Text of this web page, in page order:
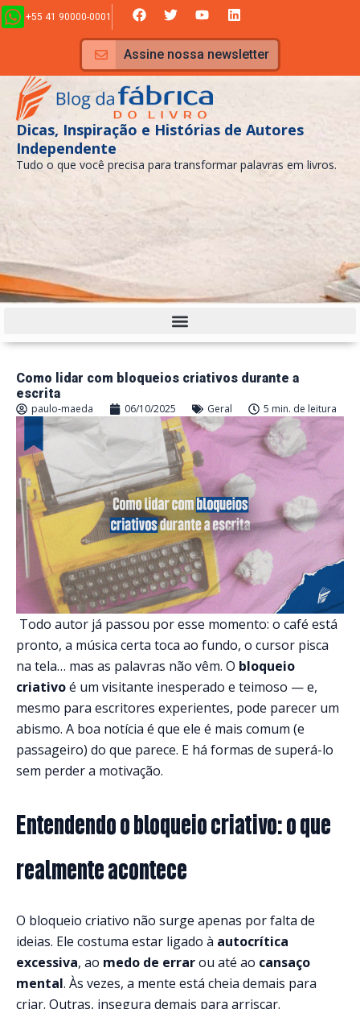
Ir
para
conteúdo
+55 41 90000-0001 F
a
c
e
b
o
o
k
T
w
i
t
t
e
r
Y
o
u
t
u
b
e
L
i
n
k
e
d
Assine nossa newsletter
Dicas, Inspiração e Histórias de Autores
Independente
Tudo o que você precisa para transformar palavras em livros.
Como lidar com bloqueios criativos durante a
escrita
paulo-maeda 06/10/2025 Geral 5 min. de leitura
Todo autor já passou por esse momento: o café está
pronto, a música certa toca ao fundo, o cursor pisca
na tela… mas as palavras não vêm. O bloqueio
criativoé um visitante inesperado e teimoso — e,
mesmo para escritores experientes, pode parecer um
abismo. A boa notícia é que ele é mais comum (e
passageiro) do que parece. E há formas de superá-lo
sem perder a motivação.
Entendendo o bloqueio criativo: o que
realmente acontece
O bloqueio criativo não surge apenas por falta de
ideias. Ele costuma estar ligado à autocrítica
excessiva, ao medo de errarou até ao cansaço
mental. Às vezes, a mente está cheia demais para
criar. Outras, insegura demais para arriscar.